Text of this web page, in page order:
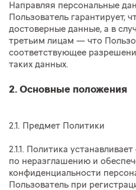
Направляя персональные
Пользователь гарантирует,
достоверные данные, а в
третьим лицам — что
соответствующее
таких данных.
2. Основные положения
2.1. Предмет Политики
2.1.1. Политика
по неразглашению и
конфиденциальности
Пользователь при